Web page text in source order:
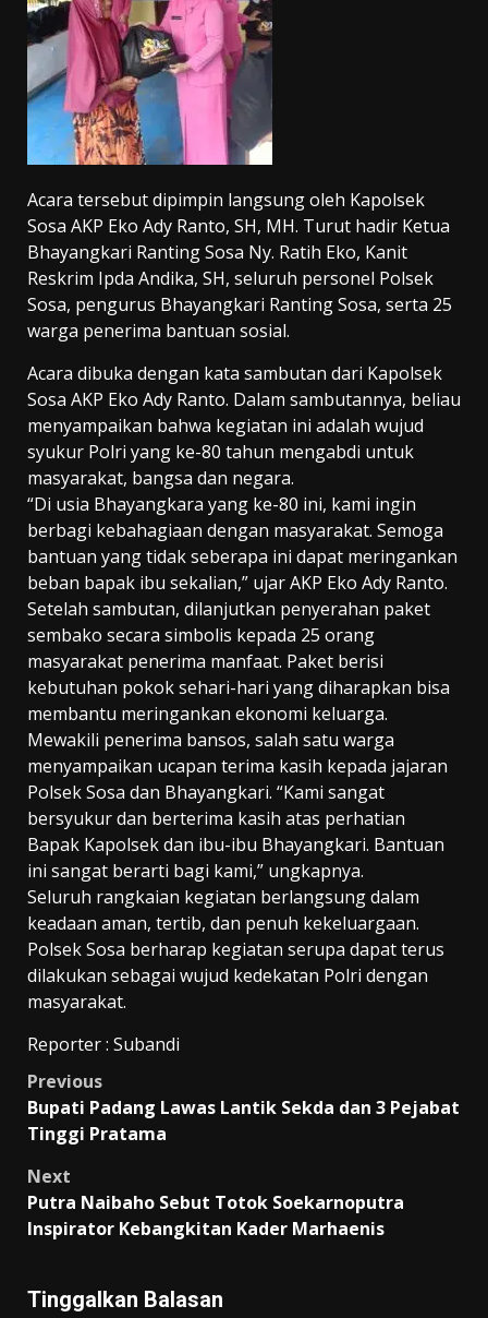
Acara tersebut dipimpin langsung oleh Kapolsek
Sosa AKP Eko Ady Ranto, SH, MH. Turut hadir Ketua
Bhayangkari Ranting Sosa Ny. Ratih Eko, Kanit
Reskrim Ipda Andika, SH, seluruh personel Polsek
Sosa, pengurus Bhayangkari Ranting Sosa, serta 25
warga penerima bantuan sosial.
Acara dibuka dengan kata sambutan dari Kapolsek
Sosa AKP Eko Ady Ranto. Dalam sambutannya, beliau
menyampaikan bahwa kegiatan ini adalah wujud
syukur Polri yang ke-80 tahun mengabdi untuk
masyarakat, bangsa dan negara.
“Di usia Bhayangkara yang ke-80 ini, kami ingin
berbagi kebahagiaan dengan masyarakat. Semoga
bantuan yang tidak seberapa ini dapat meringankan
beban bapak ibu sekalian,” ujar AKP Eko Ady Ranto.
Setelah sambutan, dilanjutkan penyerahan paket
sembako secara simbolis kepada 25 orang
masyarakat penerima manfaat. Paket berisi
kebutuhan pokok sehari-hari yang diharapkan bisa
membantu meringankan ekonomi keluarga.
Mewakili penerima bansos, salah satu warga
menyampaikan ucapan terima kasih kepada jajaran
Polsek Sosa dan Bhayangkari. “Kami sangat
bersyukur dan berterima kasih atas perhatian
Bapak Kapolsek dan ibu-ibu Bhayangkari. Bantuan
ini sangat berarti bagi kami,” ungkapnya.
Seluruh rangkaian kegiatan berlangsung dalam
keadaan aman, tertib, dan penuh kekeluargaan.
Polsek Sosa berharap kegiatan serupa dapat terus
dilakukan sebagai wujud kedekatan Polri dengan
masyarakat.
Reporter : Subandi
Post
navigation
Previous
Bupati Padang Lawas Lantik Sekda dan 3 Pejabat
Tinggi Pratama
Next
Putra Naibaho Sebut Totok Soekarnoputra
Inspirator Kebangkitan Kader Marhaenis
Tinggalkan Balasan